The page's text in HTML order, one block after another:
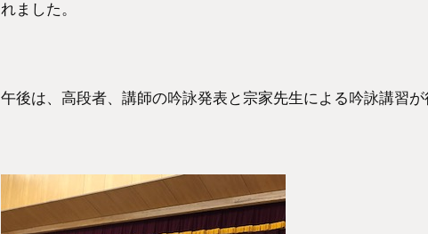
れました。
午後は、高段者、講師の吟詠発表と宗家先生による吟詠講習が